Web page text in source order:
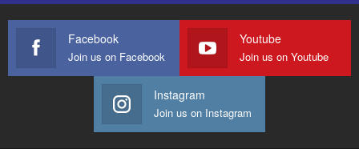
Facebook
Join us on Facebook
Youtube
Join us on Youtube
Instagram
Join us on Instagram